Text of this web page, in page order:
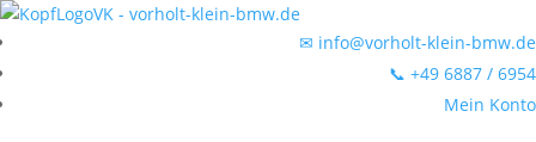
✉ info@vorholt-klein-bmw.de
📞 +49 6887 / 6954
Mein Konto